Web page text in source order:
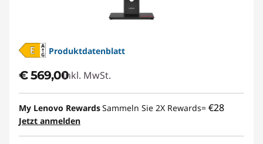
Produktdatenblatt
€ 569,00Inkl. MwSt.
My Lenovo RewardsSammeln Sie 2X Rewards= €28
Jetzt anmelden